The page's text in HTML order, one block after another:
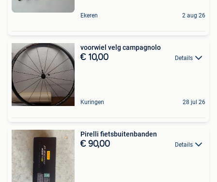
Ekeren 2 aug 26
voorwiel velg campagnolo
€ 10,00 Details
Kuringen 28 jul 26
Pirelli fietsbuitenbanden
€ 90,00 Details